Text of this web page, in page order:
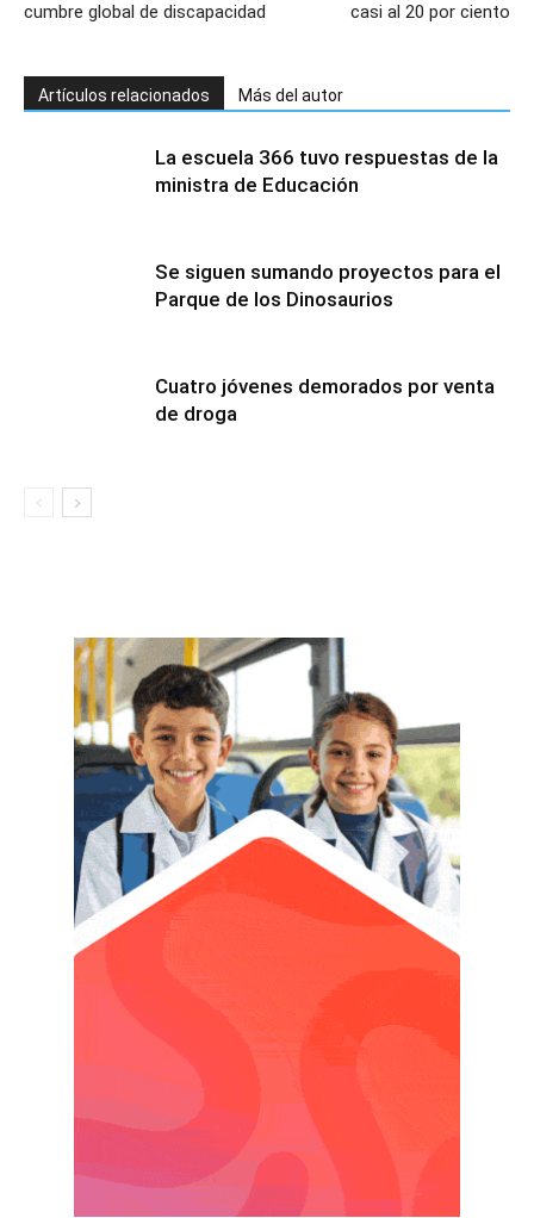
cumbre global de discapacidad
casi al 20 por ciento
Artículos relacionados Más del autor
La escuela 366 tuvo respuestas de la
ministra de Educación
Se siguen sumando proyectos para el
Parque de los Dinosaurios
Cuatro jóvenes demorados por venta
de droga